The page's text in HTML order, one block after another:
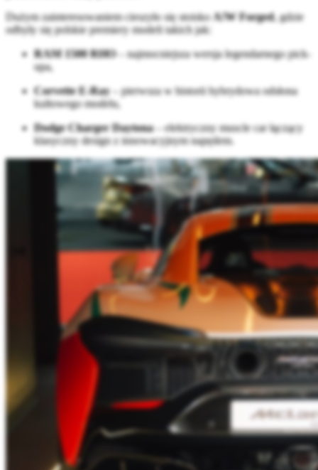
Dużym zainteresowaniem cieszyło się stoiskoA!W Forged, gdzie
odbyły się polskie premiery modeli takich jak:
RAM 1500 RHO– najmocniejsza wersja legendarnego pick-
upa,
Corvette E-Ray– pierwsza w historii hybrydowa odsłona
kultowego modelu,
Dodge Charger Daytona– elektryczny muscle car łączący
klasyczny design z innowacyjnym napędem.